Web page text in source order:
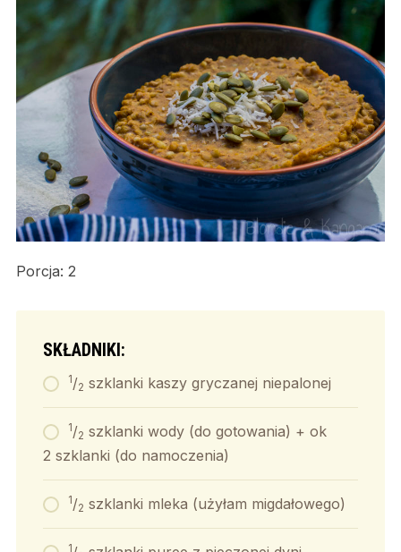
Porcja: 2
SKŁADNIKI:
1/2 szklanki kaszy gryczanej niepalonej
1/2 szklanki wody (do gotowania) + ok
2 szklanki (do namoczenia)
1/2 szklanki mleka (użyłam migdałowego)
1